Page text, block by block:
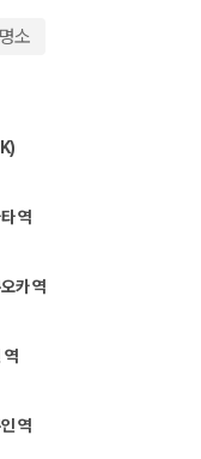
문
렌트카 업체별 가격, 차
해야 하나요?
수 있나요?
하나요?
명소
역
카 역
역
역